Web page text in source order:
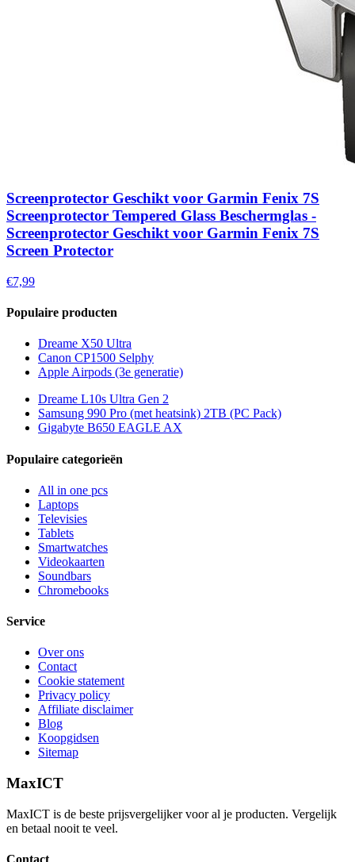
Screenprotector Geschikt voor Garmin Fenix 7S
Screenprotector Tempered Glass Beschermglas -
Screenprotector Geschikt voor Garmin Fenix 7S
Screen Protector
€7,99
Populaire producten
Dreame X50 Ultra
Canon CP1500 Selphy
Apple Airpods (3e generatie)
Dreame L10s Ultra Gen 2
Samsung 990 Pro (met heatsink) 2TB (PC Pack)
Gigabyte B650 EAGLE AX
Populaire categorieën
All in one pcs
Laptops
Televisies
Tablets
Smartwatches
Videokaarten
Soundbars
Chromebooks
Service
Over ons
Contact
Cookie statement
Privacy policy
Affiliate disclaimer
Blog
Koopgidsen
Sitemap
MaxICT
MaxICT is de beste prijsvergelijker voor al je producten. Vergelijk
en betaal nooit te veel.
Contact